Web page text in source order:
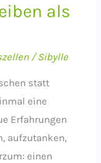
als
/Sibylle
statt
eine
Erfahrungen
aufzutanken,
einen